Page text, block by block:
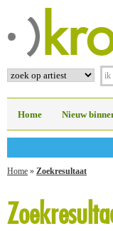
Home Nieuw
Home » Zoekresultaat